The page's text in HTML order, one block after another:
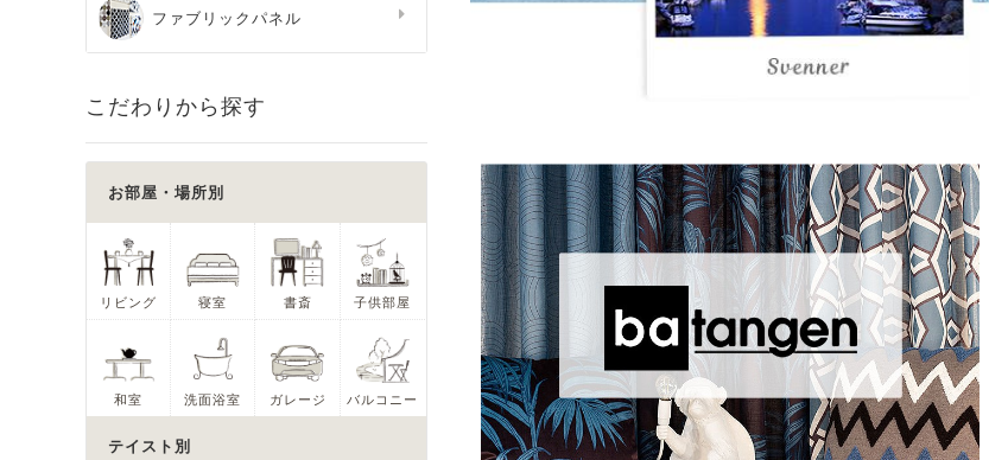
ファブリックパネル
こだわりから探す
お部屋・場所別
リビング 寝室 書斎 子供部屋
和室 洗面浴室 ガレージ バルコニー
テイスト別